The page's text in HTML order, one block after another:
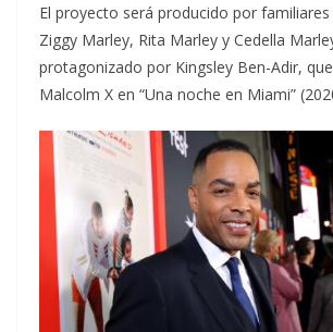
El proyecto será producido por
Ziggy Marley, Rita Marley y Cedella
protagonizado por Kingsley Ben-Adir,
Malcolm X en “Una noche en Miami”